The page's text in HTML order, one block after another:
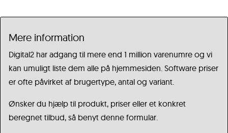
Mere information
Digital2 har adgang til mere end 1 million varenumre og vi
kan umuligt liste dem alle på hjemmesiden. Software priser
er ofte påvirket af brugertype, antal og variant.
Ønsker du hjælp til produkt, priser eller et konkret
beregnet tilbud, så benyt denne formular.